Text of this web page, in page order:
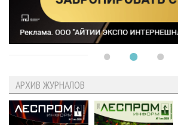
АРХИВ ЖУРНАЛОВ